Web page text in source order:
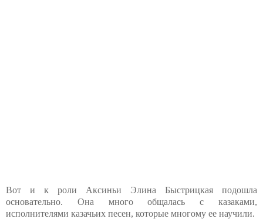
Вот и к роли Аксиньи Элина Быстрицкая подошла
основательно. Она много общалась с казаками,
исполнителями казачьих песен, которые многому ее научили.